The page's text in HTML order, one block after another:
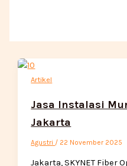
Artikel
Jasa Instalasi
Jakarta
Agustri / 22 November 2025
Jakarta, SKYNET Fiber